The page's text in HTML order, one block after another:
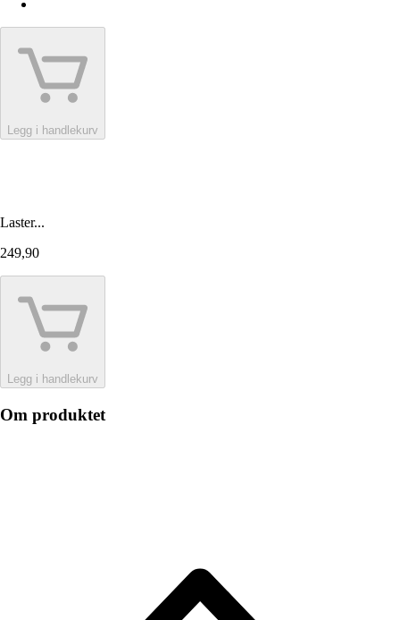
Legg i handlekurv
Laster...
249,90
Legg i handlekurv
Om produktet